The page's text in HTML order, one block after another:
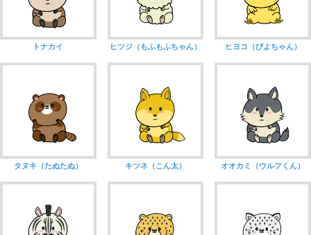
トナカイ ヒツジ（もふもふちゃん） ヒヨコ（ぴよちゃん）
タヌキ（たぬたぬ） キツネ（こん太） オオカミ（ウルフくん）